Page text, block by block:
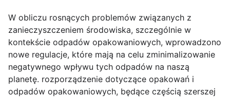
W obliczu rosnących problemów związanych z
zanieczyszczeniem środowiska, szczególnie w
kontekście odpadów opakowaniowych, wprowadzono
nowe regulacje, które mają na celu zminimalizowanie
negatywnego wpływu tych odpadów na naszą
planetę. rozporządzenie dotyczące opakowań i
odpadów opakowaniowych, będące częścią szerszej